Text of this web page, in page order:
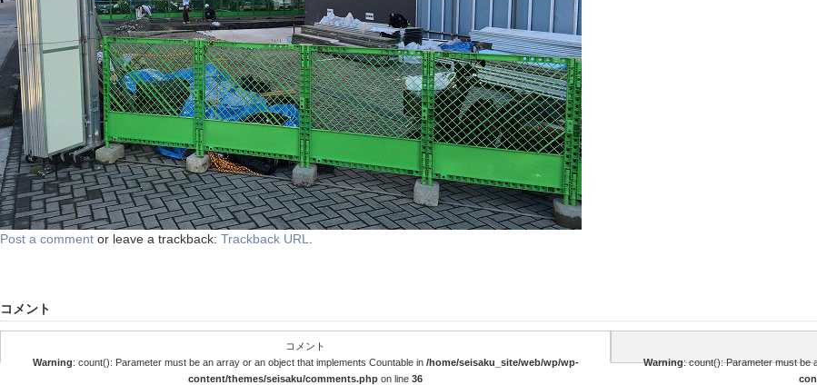
Post a comment or leave a trackback: Trackback URL
コメント
コメント
Warning: count(): Parameter must be an array or an object that implements Countable in /home/seisaku_site/web/wp/wp-
content/themes/seisaku/comments.php on line 36
Warning: count(): Parameter must be